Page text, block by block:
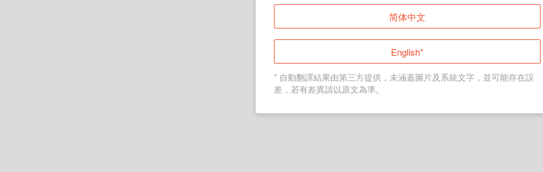
返回首頁
简体中文
English*
* 自動翻譯結果由第三方提供，未涵蓋圖片及系統文字，並可能存在誤
差，若有差異請以原文為準。